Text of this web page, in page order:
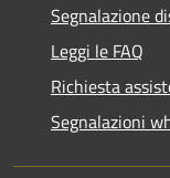
Segnalazione
Leggi le FAQ
Richiesta
Segnalazioni